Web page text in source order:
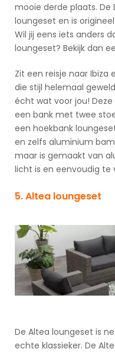
mooie derde plaats. De
loungeset en is
Wil jij eens iets anders
loungeset? Bekijk dan
Zit een reisje naar Ibiza
die stijl helemaal
écht wat voor jou!
een bank met twee
een hoekbank
en zelfs aluminium
maar is gemaakt van
licht is en eenvoudig te
5. Altea loungeset
De Altea loungeset is
echte klassieker. De